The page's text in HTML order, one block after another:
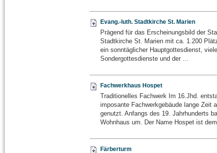
Evang.-luth. Stadtkirche St. Marien
Prägend für das Erscheinungsbild der
Stadtkirche St. Marien mit ca. 1.200
ein sonntäglicher Hauptgottesdienst, viele
Sondergottesdienste und der ...
Fachwerkhaus Hospet
Traditionelles Fachwerk Im 16.Jhd.
imposante Fachwerkgebäude lange Zeit
genutzt. Anfangs des 19. Jahrhunderts
Wohnhaus um. Der Name Hospet ist
Färberturm